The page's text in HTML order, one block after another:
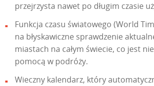
przejrzysta nawet po długim czasie
Funkcja czasu światowego (World
na błyskawiczne sprawdzenie
miastach na całym świecie, co jest
pomocą w podróży.
Wieczny kalendarz, który